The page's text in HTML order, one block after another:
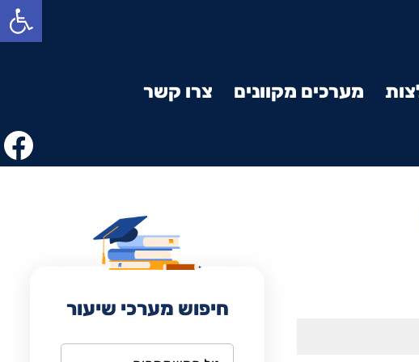
פתח סרגל נגישות
מערכים מקוונים
צרו קשר
חיפוש מערכי שיעור